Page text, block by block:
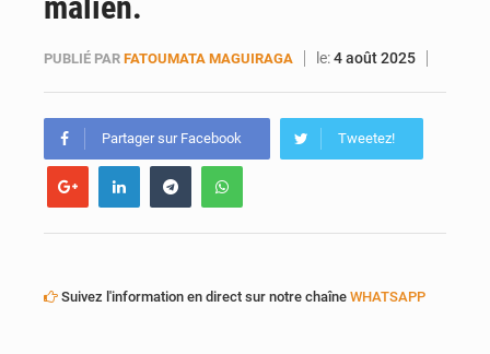
PUBLIÉ PAR FATOUMATA MAGUIRAGA le:4 août 2025
Partager sur Facebook Tweetez!
Suivez l'information en direct sur notre chaîne WHATSAPP